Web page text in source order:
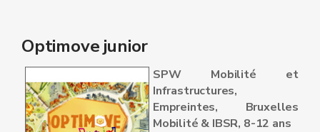
Optimove junior
SPW Mobilité et
Infrastructures,
Empreintes, Bruxelles
Mobilité & IBSR, 8-12 ans